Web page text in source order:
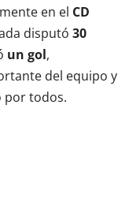
en el CD
disputó 30
un gol,
del equipo y
por todos.